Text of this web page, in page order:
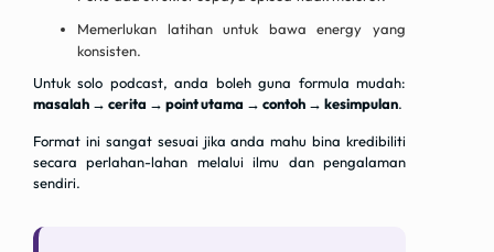
Memerlukan latihan untuk bawa energy yang
konsisten.
Untuk solo podcast, anda boleh guna formula mudah:
masalah → cerita → point utama → contoh → kesimpulan.
Format ini sangat sesuai jika anda mahu bina kredibiliti
secara perlahan-lahan melalui ilmu dan pengalaman
sendiri.